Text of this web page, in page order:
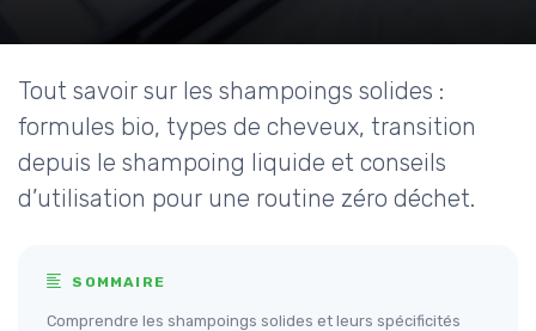
Tout savoir sur les shampoings solides :
formules bio, types de cheveux, transition
depuis le shampoing liquide et conseils
d’utilisation pour une routine zéro déchet.
SOMMAIRE
Comprendre les shampoings solides et leurs spécificités